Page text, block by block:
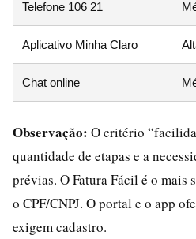
Telefone 106 21
Aplicativo Minha Claro
Chat online
Observação: O critério
quantidade de etapas e a
prévias. O Fatura Fácil é o mais
o CPF/CNPJ. O portal e o app
exigem cadastro.